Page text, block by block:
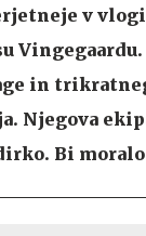
v
in
Njegova
Bi